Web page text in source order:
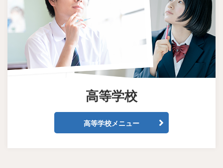
高等学校
高等学校メニュー